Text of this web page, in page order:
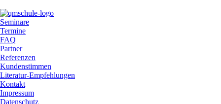
Seminare
Termine
FAQ
Partner
Referenzen
Kundenstimmen
Literatur-Empfehlungen
Kontakt
Impressum
Datenschutz